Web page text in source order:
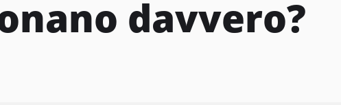
davvero?